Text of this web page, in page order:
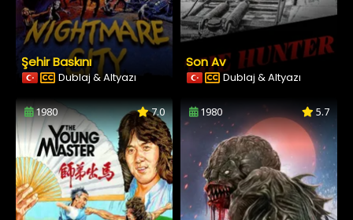
Şehir Baskını
Dublaj & Altyazı
Son Av
Dublaj & Altyazı
1980 7.0 1980 5.7